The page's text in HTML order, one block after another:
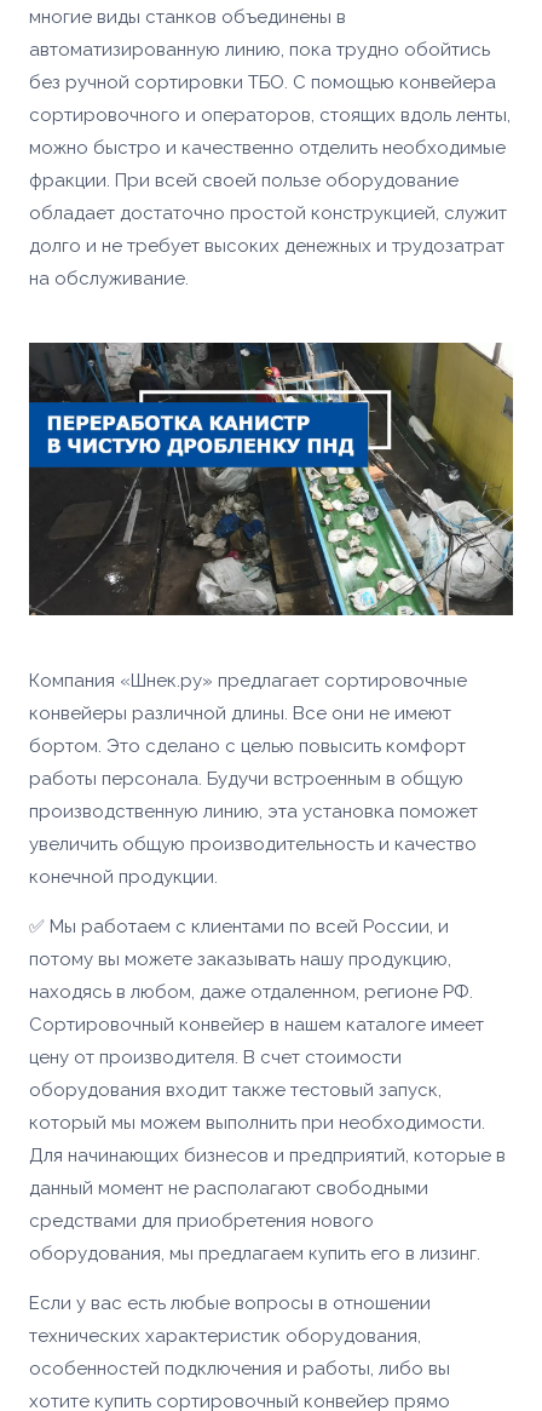
многие виды станков объединены в
автоматизированную линию, пока трудно обойтись
без ручной сортировки ТБО. С помощью конвейера
сортировочного и операторов, стоящих вдоль ленты,
можно быстро и качественно отделить необходимые
фракции. При всей своей пользе оборудование
обладает достаточно простой конструкцией, служит
долго и не требует высоких денежных и трудозатрат
на обслуживание.
Компания «Шнек.ру» предлагает сортировочные
конвейеры различной длины. Все они не имеют
бортом. Это сделано с целью повысить комфорт
работы персонала. Будучи встроенным в общую
производственную линию, эта установка поможет
увеличить общую производительность и качество
конечной продукции.
✅ Мы работаем с клиентами по всей России, и
потому вы можете заказывать нашу продукцию,
находясь в любом, даже отдаленном, регионе РФ.
Сортировочный конвейер в нашем каталоге имеет
цену от производителя. В счет стоимости
оборудования входит также тестовый запуск,
который мы можем выполнить при необходимости.
Для начинающих бизнесов и предприятий, которые в
данный момент не располагают свободными
средствами для приобретения нового
оборудования, мы предлагаем купить его в лизинг.
Если у вас есть любые вопросы в отношении
технических характеристик оборудования,
особенностей подключения и работы, либо вы
хотите купить сортировочный конвейер прямо